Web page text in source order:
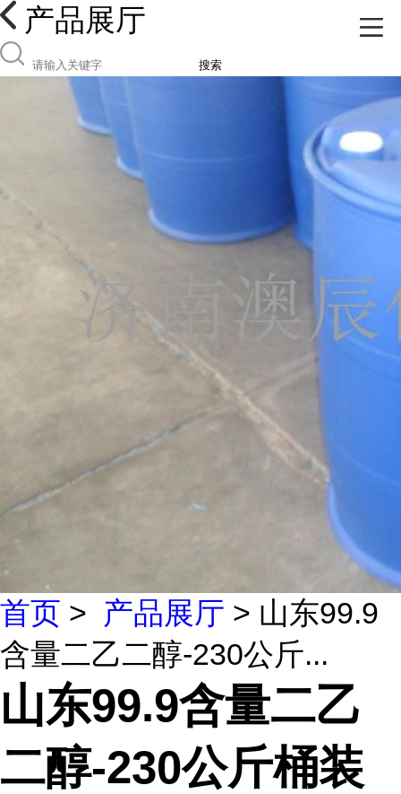
产品展厅
搜索
首页 > 产品展厅 > 山东99.9
含量二乙二醇-230公斤...
山东99.9含量二乙
二醇-230公斤桶装